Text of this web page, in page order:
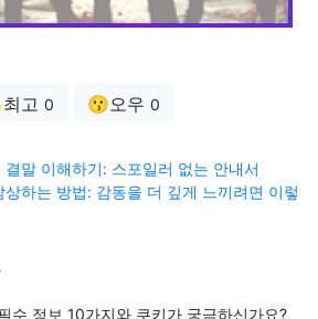
고 0 😗오우 0
결말 이해하기: 스포일러 없는 안내서
상하는 방법: 감동을 더 깊게 느끼려면 이렇
수 정보 10가지와 쿠키가 궁금하신가요?